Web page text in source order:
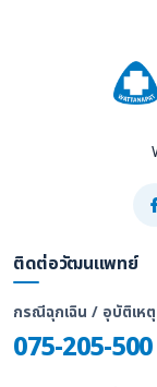
ติดต่อวัฒนแพทย์
กรณีฉุกเฉิน / อุบัติเหตุ
075-205-500